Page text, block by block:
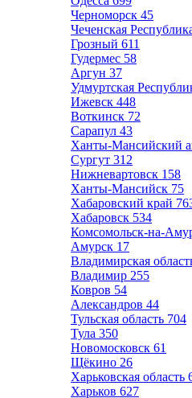
Черноморск 45
Чеченская
Грозный 611
Гудермес 58
Аргун 37
Удмуртская
Ижевск 448
Воткинск 72
Сарапул 43
Ханты-Мансийский
Сургут 312
Нижневартовск 158
Ханты-Мансийск 75
Хабаровский край
Хабаровск 534
Комсомольск-на-
Амурск 17
Владимирская
Владимир 255
Ковров 54
Александров 44
Тульская область 704
Тула 350
Новомосковск 61
Щёкино 26
Харьковская область
Харьков 627